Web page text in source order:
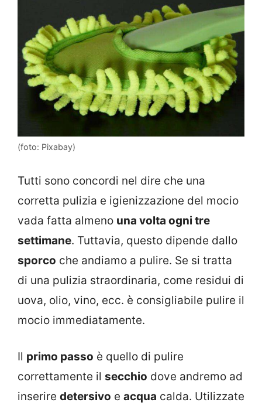
(foto: Pixabay)
Tutti sono concordi nel dire che una
corretta pulizia e igienizzazione del mocio
vada fatta almeno una volta ogni tre
settimane. Tuttavia, questo dipende dallo
sporco che andiamo a pulire. Se si tratta
di una pulizia straordinaria, come residui di
uova, olio, vino, ecc. è consigliabile pulire il
mocio immediatamente.
Il primo passo è quello di pulire
correttamente il secchio dove andremo ad
inserire detersivo e acqua calda. Utilizzate